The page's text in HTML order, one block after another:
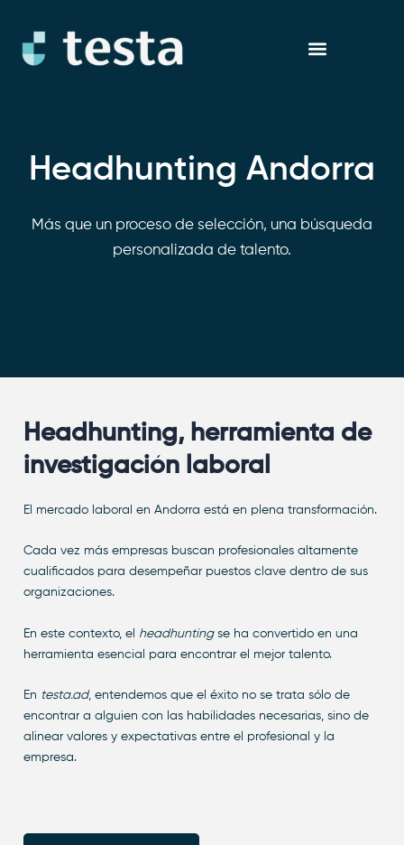
contenido
Headhunting Andorra
Más que un proceso de selección, una búsqueda
personalizada de talento.
Headhunting, herramienta de
investigación laboral
El mercado laboral en Andorra está en plena transformación.
Cada vez más empresas buscan profesionales altamente
cualificados para desempeñar puestos clave dentro de sus
organizaciones.
En este contexto, el headhuntingse ha convertido en una
herramienta esencial para encontrar el mejor talento.
En testa.ad, entendemos que el éxito no se trata sólo de
encontrar a alguien con las habilidades necesarias, sino de
alinear valores y expectativas entre el profesional y la
empresa.